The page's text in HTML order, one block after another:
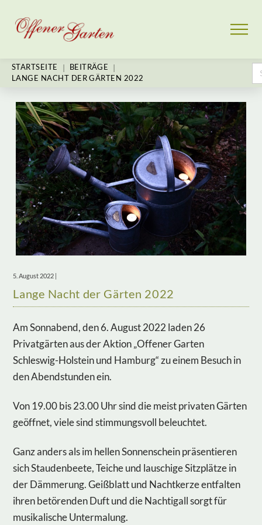
STARTSEITE | BEITRÄGE |
LANGE NACHT DER GÄRTEN 2022
5. August 2022 |
Lange Nacht der Gärten 2022
Am Sonnabend, den 6. August 2022 laden 26
Privatgärten aus der Aktion „Offener Garten
Schleswig-Holstein und Hamburg“ zu einem Besuch in
den Abendstunden ein.
Von 19.00 bis 23.00 Uhr sind die meist privaten Gärten
geöffnet, viele sind stimmungsvoll beleuchtet.
Ganz anders als im hellen Sonnenschein präsentieren
sich Staudenbeete, Teiche und lauschige Sitzplätze in
der Dämmerung. Geißblatt und Nachtkerze entfalten
ihren betörenden Duft und die Nachtigall sorgt für
musikalische Untermalung.